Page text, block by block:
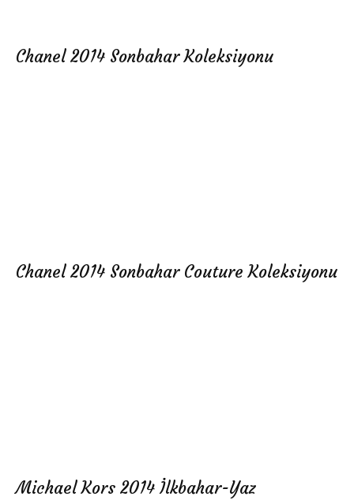
Chanel 2014 Sonbahar Koleksiyonu
Chanel 2014 Sonbahar Couture Koleksiyonu
Michael Kors 2014 İlkbahar-Yaz